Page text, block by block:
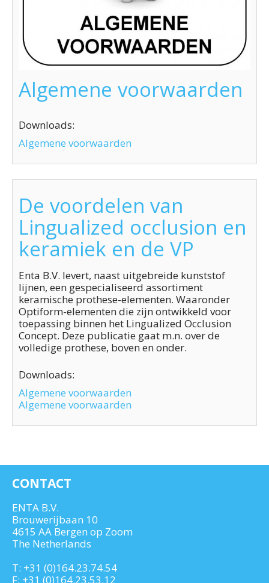
Algemene voorwaarden
Downloads:
Algemene voorwaarden
De voordelen van
Lingualized occlusion en
keramiek en de VP
Enta B.V. levert, naast uitgebreide kunststof
lijnen, een gespecialiseerd assortiment
keramische prothese-elementen. Waaronder
Optiform-elementen die zijn ontwikkeld voor
toepassing binnen het Lingualized Occlusion
Concept. Deze publicatie gaat m.n. over de
volledige prothese, boven en onder.
Downloads:
Algemene voorwaarden
Algemene voorwaarden
CONTACT
ENTA B.V.
Brouwerijbaan 10
4615 AA Bergen op Zoom
The Netherlands
T: +31 (0)164.23.74.54
F: +31 (0)164.23.53.12